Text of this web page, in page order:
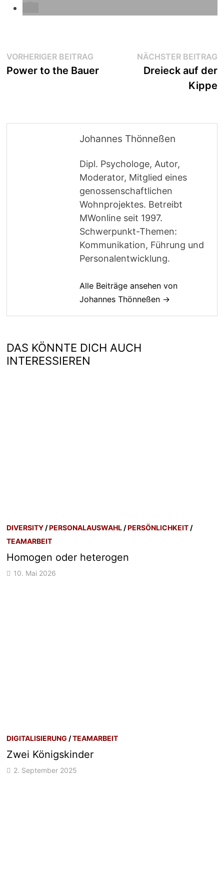
Beitragsnavigation
VORHERIGER BEITRAG Vorheriger
Beitrag:
Power to the Bauer
NÄCHSTER BEITRAG
Dreieck auf der
Kippe
Johannes Thönneßen
Dipl. Psychologe, Autor,
Moderator, Mitglied eines
genossenschaftlichen
Wohnprojektes. Betreibt
MWonline seit 1997.
Schwerpunkt-Themen:
Kommunikation, Führung und
Personalentwicklung.
Alle Beiträge ansehen von
Johannes Thönneßen →
DAS KÖNNTE DICH AUCH
INTERESSIEREN
DIVERSITY /PERSONALAUSWAHL /PERSÖNLICHKEIT /
TEAMARBEIT
Homogen oder heterogen
10. Mai 2026
DIGITALISIERUNG /TEAMARBEIT
Zwei Königskinder
2. September 2025